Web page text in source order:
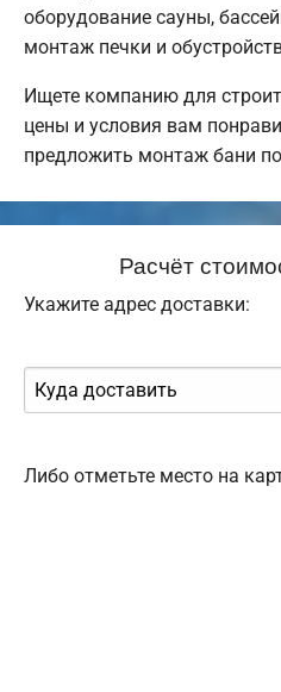
оборудование сауны,
монтаж печки и
Ищете компанию для
цены и условия вам
предложить монтаж бани
Расчёт
Укажите адрес доставки:
Либо отметьте место на